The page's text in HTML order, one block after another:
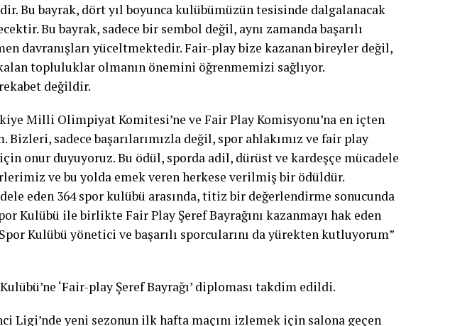
Bu bayrak, dört yıl boyunca kulübümüzün tesisinde dalgalanacak
Bu bayrak, sadece bir sembol değil, aynı zamanda başarılı
davranışları yüceltmektedir. Fair-play bize kazanan bireyler değil,
topluluklar olmanın önemini öğrenmemizi sağlıyor.
değildir.
Milli Olimpiyat Komitesi’ne ve Fair Play Komisyonu’na en içten
sadece başarılarımızla değil, spor ahlakımız ve fair play
onur duyuyoruz. Bu ödül, sporda adil, dürüst ve kardeşçe mücadele
ve bu yolda emek veren herkese verilmiş bir ödüldür.
eden 364 spor kulübü arasında, titiz bir değerlendirme sonucunda
Kulübü ile birlikte Fair Play Şeref Bayrağını kazanmayı hak eden
Kulübü yönetici ve başarılı sporcularını da yürekten kutluyorum”
‘Fair-play Şeref Bayrağı’ diploması takdim edildi.
Ligi’nde yeni sezonun ilk hafta maçını izlemek için salona geçen